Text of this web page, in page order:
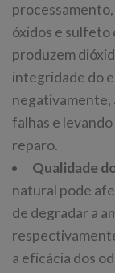
óxidos e sulfeto
produzem
integridade do
negativamente,
falhas e
reparo.
Qualidade
natural pode
de degradar a
a eficácia dos